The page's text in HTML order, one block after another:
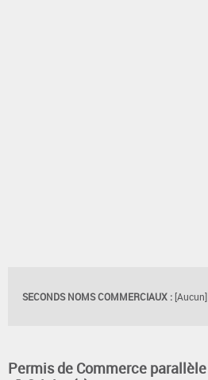
SECONDS NOMS COMMERCIAUX : [Aucun]
Permis de Commerce parallèle